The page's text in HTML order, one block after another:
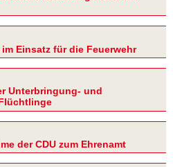
Einsatz für die Feuerwehr
Unterbringung- und
der CDU zum Ehrenamt